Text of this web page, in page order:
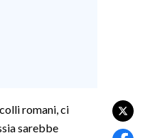
romani, ci
sarebbe